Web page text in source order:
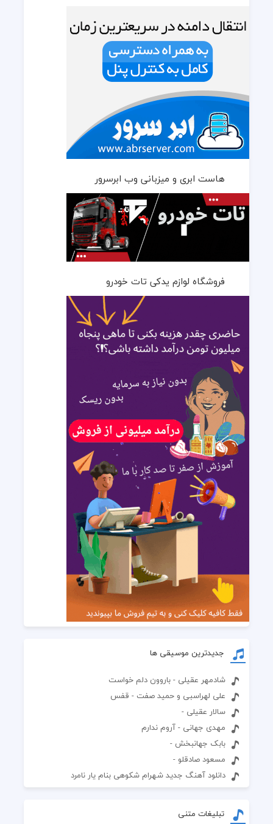
هاست ابری و میزبانی وب ابرسرور
فروشگاه لوازم یدکی تات خودرو
جدیدترین موسیقی ها
شادمهر عقیلی - باروون دلم خواست
علی لهراسبی و حمید صفت - قفس
سالار عقیلی -
مهدی جهانی - آروم ندارم
بابک جهانبخش -
مسعود صادقلو -
دانلود آهنگ جدید شهرام شکوهی بنام یار نامرد
تبلیغات متنی